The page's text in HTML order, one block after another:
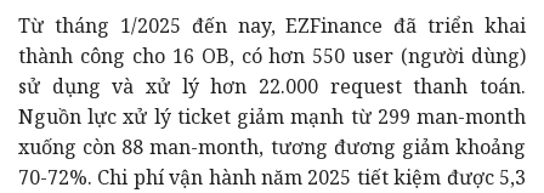
Từ tháng 1/2025 đến nay, EZFinance đã triển khai
thành công cho 16 OB, có hơn 550 user (người dùng)
sử dụng và xử lý hơn 22.000 request thanh toán.
Nguồn lực xử lý ticket giảm mạnh từ 299 man-month
xuống còn 88 man-month, tương đương giảm khoảng
70-72%. Chi phí vận hành năm 2025 tiết kiệm được 5,3